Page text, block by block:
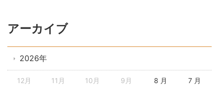
アーカイブ
2026年
12月 11月 10月 9月 8 月 7 月